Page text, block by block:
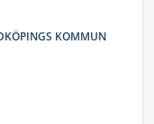
KOMMUN